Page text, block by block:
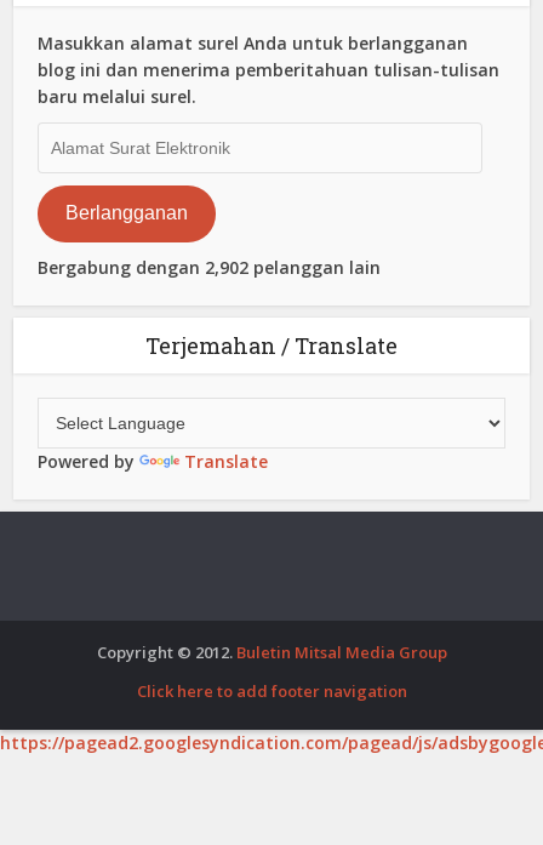
Masukkan alamat surel Anda untuk berlangganan
blog ini dan menerima pemberitahuan tulisan-tulisan
baru melalui surel.
Surat
Elektronik
Berlangganan
Bergabung dengan 2,902 pelanggan lain
Terjemahan / Translate
Powered by Translate
Copyright © 2012. Buletin Mitsal Media Group
Click here to add footer navigation
https://pagead2.googlesyndication.com/pagead/js/